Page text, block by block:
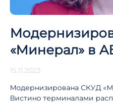
«Минерал» в
15.11.2023
Модернизирована СКУД
Вистино терминалами